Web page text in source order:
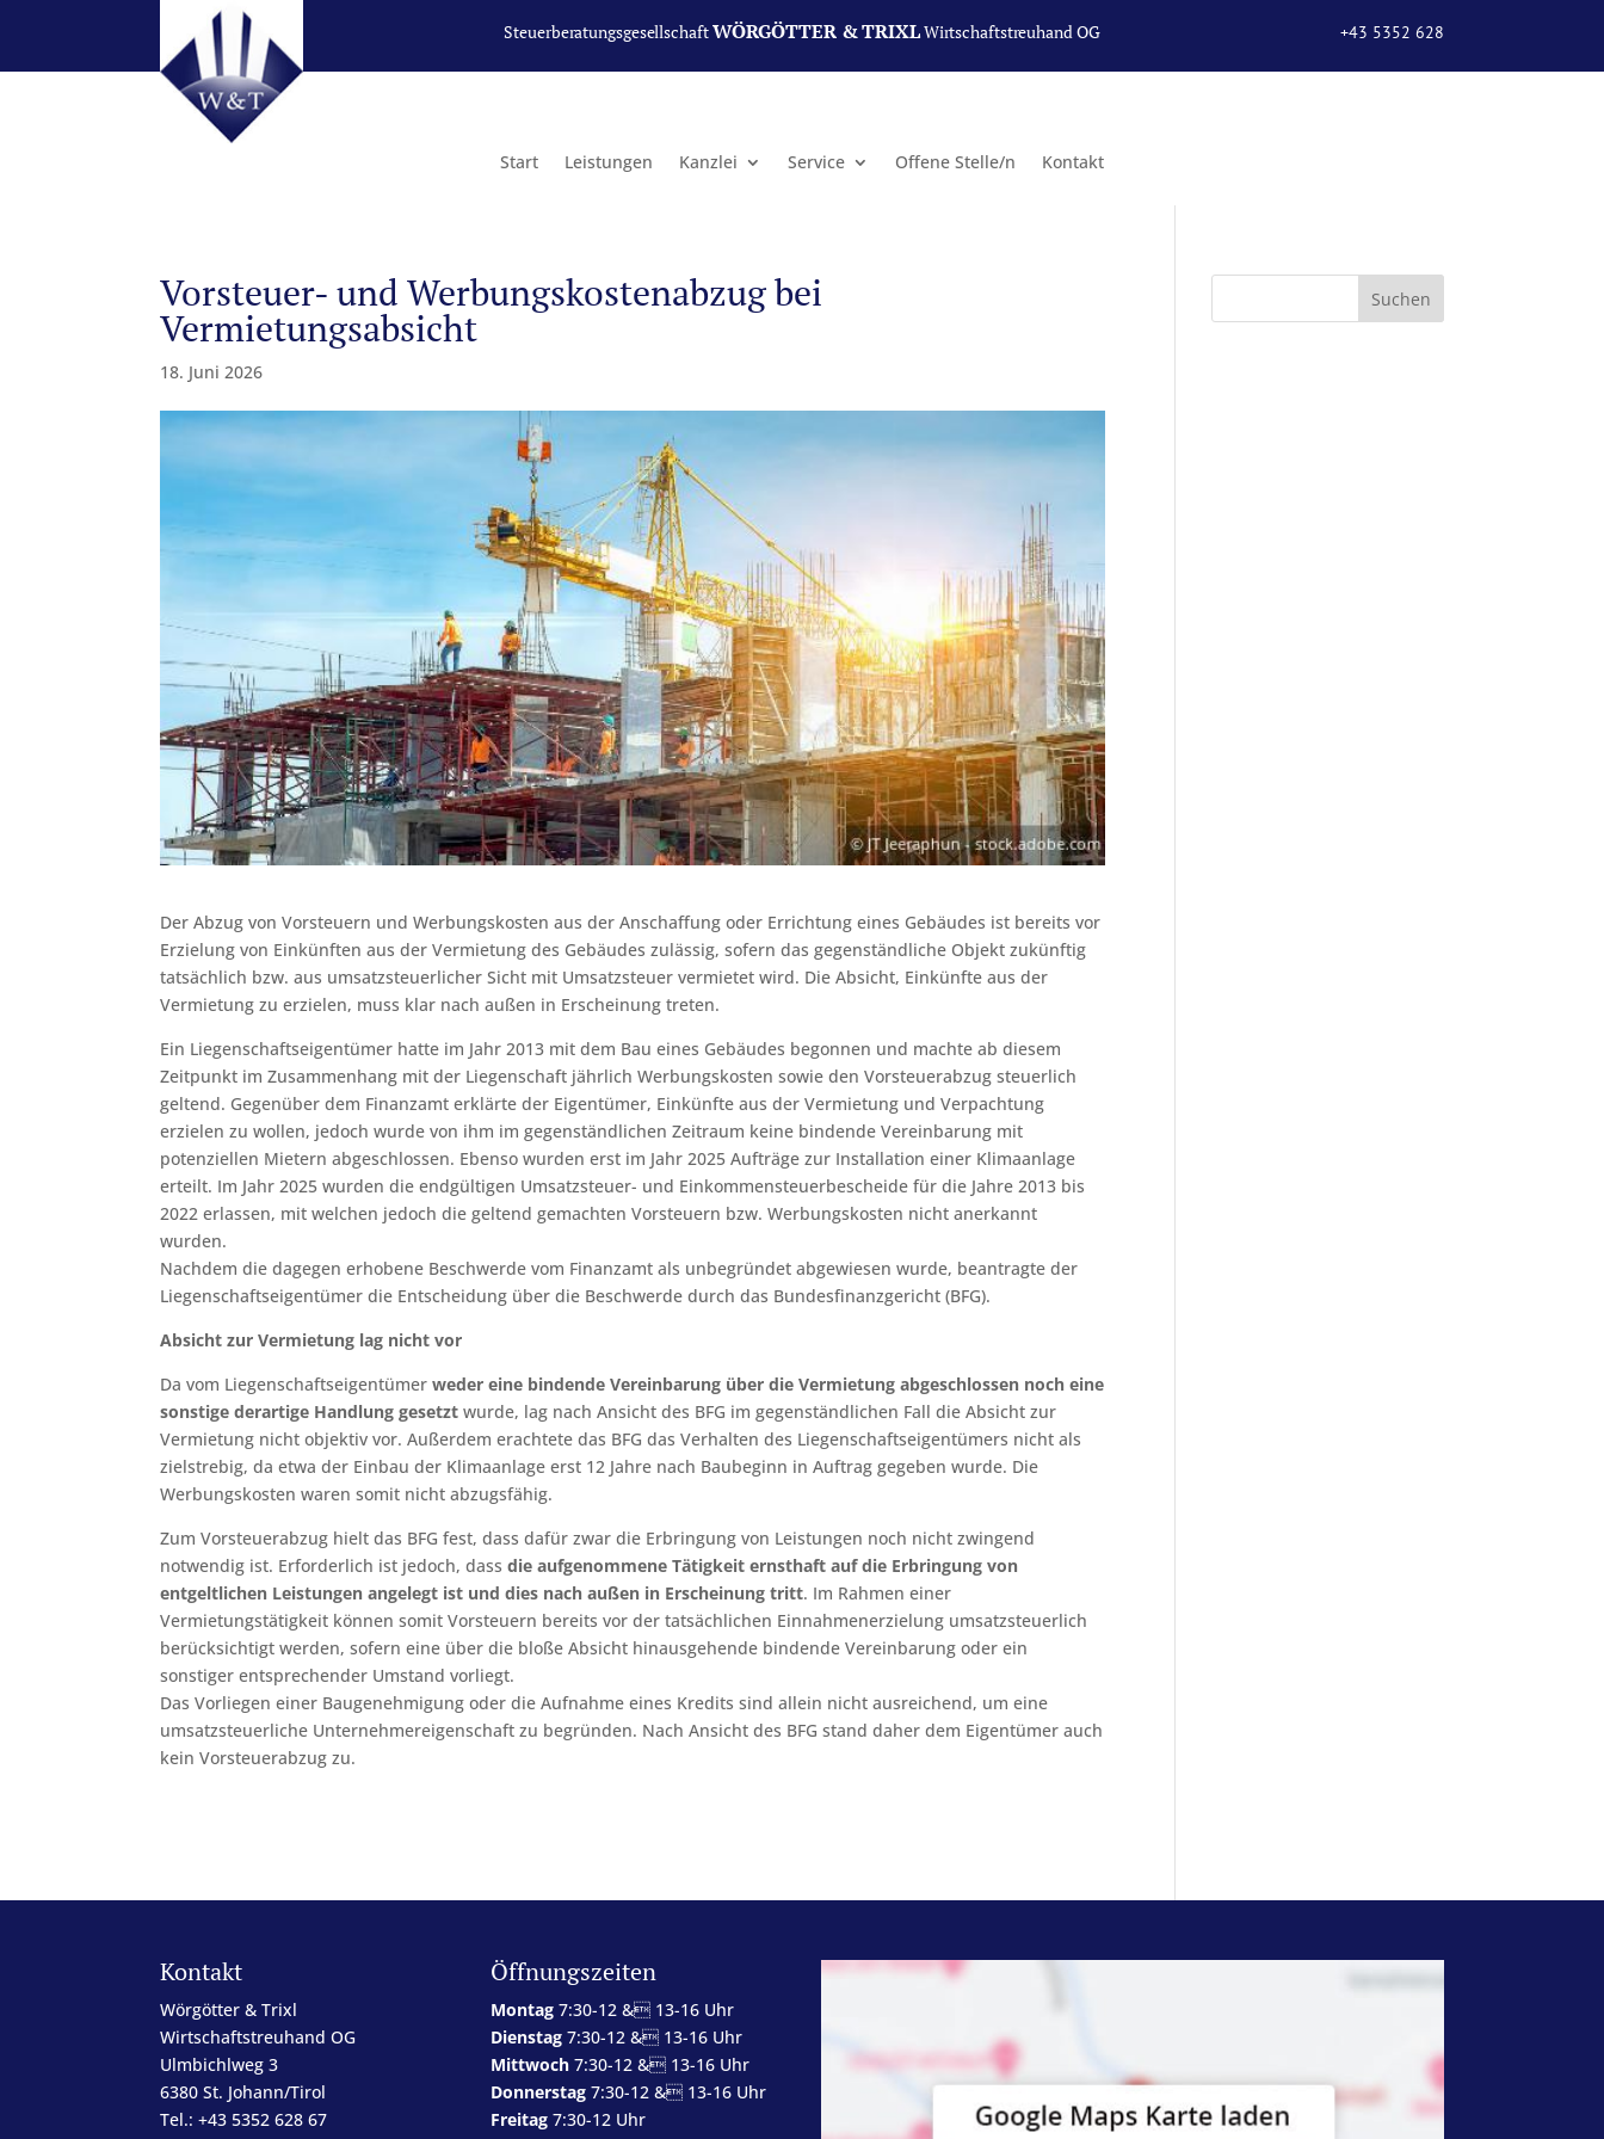
SteuerberatungsgesellschaftWÖRGÖTTER & TRIXLWirtschaftstreuhand OG +43 5352 628
Start Leistungen Kanzlei Service Offene Stelle/n Kontakt
Vorsteuer- und Werbungskostenabzug bei
Vermietungsabsicht
18. Juni 2026
Der Abzug von Vorsteuern und Werbungskosten aus der Anschaffung oder Errichtung eines Gebäudes ist bereits vor
Erzielung von Einkünften aus der Vermietung des Gebäudes zulässig, sofern das gegenständliche Objekt zukünftig
tatsächlich bzw. aus umsatzsteuerlicher Sicht mit Umsatzsteuer vermietet wird. Die Absicht, Einkünfte aus der
Vermietung zu erzielen, muss klar nach außen in Erscheinung treten.
Ein Liegenschaftseigentümer hatte im Jahr 2013 mit dem Bau eines Gebäudes begonnen und machte ab diesem
Zeitpunkt im Zusammenhang mit der Liegenschaft jährlich Werbungskosten sowie den Vorsteuerabzug steuerlich
geltend. Gegenüber dem Finanzamt erklärte der Eigentümer, Einkünfte aus der Vermietung und Verpachtung
erzielen zu wollen, jedoch wurde von ihm im gegenständlichen Zeitraum keine bindende Vereinbarung mit
potenziellen Mietern abgeschlossen. Ebenso wurden erst im Jahr 2025 Aufträge zur Installation einer Klimaanlage
erteilt. Im Jahr 2025 wurden die endgültigen Umsatzsteuer- und Einkommensteuerbescheide für die Jahre 2013 bis
2022 erlassen, mit welchen jedoch die geltend gemachten Vorsteuern bzw. Werbungskosten nicht anerkannt
wurden.
Nachdem die dagegen erhobene Beschwerde vom Finanzamt als unbegründet abgewiesen wurde, beantragte der
Liegenschaftseigentümer die Entscheidung über die Beschwerde durch das Bundesfinanzgericht (BFG).
Absicht zur Vermietung lag nicht vor
Da vom Liegenschaftseigentümerweder eine bindende Vereinbarung über die Vermietung abgeschlossen noch eine
sonstige derartige Handlung gesetzt wurde, lag nach Ansicht des BFG im gegenständlichen Fall die Absicht zur
Vermietung nicht objektiv vor. Außerdem erachtete das BFG das Verhalten des Liegenschaftseigentümers nicht als
zielstrebig, da etwa der Einbau der Klimaanlage erst 12 Jahre nach Baubeginn in Auftrag gegeben wurde. Die
Werbungskosten waren somit nicht abzugsfähig.
Zum Vorsteuerabzug hielt das BFG fest, dass dafür zwar die Erbringung von Leistungen noch nicht zwingend
notwendig ist. Erforderlich ist jedoch, dassdie aufgenommene Tätigkeit ernsthaft auf die Erbringung von
entgeltlichen Leistungen angelegt ist und dies nach außen in Erscheinung tritt. Im Rahmen einer
Vermietungstätigkeit können somit Vorsteuern bereits vor der tatsächlichen Einnahmenerzielung umsatzsteuerlich
berücksichtigt werden, sofern eine über die bloße Absicht hinausgehende bindende Vereinbarung oder ein
sonstiger entsprechender Umstand vorliegt.
Das Vorliegen einer Baugenehmigung oder die Aufnahme eines Kredits sind allein nicht ausreichend, um eine
umsatzsteuerliche Unternehmereigenschaft zu begründen. Nach Ansicht des BFG stand daher dem Eigentümer auch
kein Vorsteuerabzug zu.
Kontakt
Wörgötter & Trixl
Wirtschaftstreuhand OG
Ulmbichlweg 3
6380 St. Johann/Tirol
Tel.: +43 5352 628 67
Öffnungszeiten
Montag 7:30-12 & 13-16 Uhr
Dienstag 7:30-12 & 13-16 Uhr
Mittwoch 7:30-12 & 13-16 Uhr
Donnerstag 7:30-12 & 13-16 Uhr
Freitag 7:30-12 Uhr